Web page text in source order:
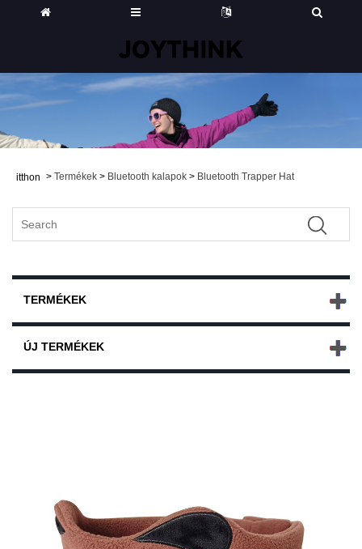
itthon > Termékek > Bluetooth kalapok > Bluetooth Trapper Hat
TERMÉKEK
ÚJ TERMÉKEK